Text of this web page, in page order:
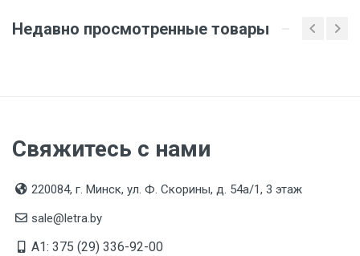
54а/1, офис 34
Недавно просмотренные товары
Свяжитесь с нами
220084, г. Минск, ул. Ф. Скорины, д. 54а/1, 3 этаж
sale@letra.by
A1: 375 (29) 336-92-00